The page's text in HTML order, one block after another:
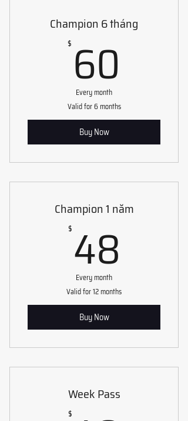
Champion 6 tháng
$ 60
Every month
Valid for 6 months
Buy Now
Champion 1 năm
$ 48
Every month
Valid for 12 months
Buy Now
Week Pass
$